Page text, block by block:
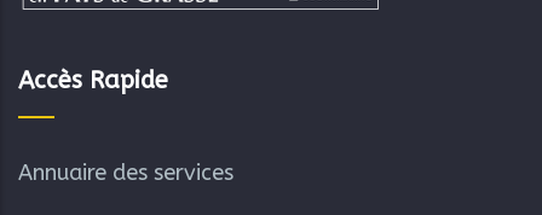
Accès Rapide
Annuaire des services